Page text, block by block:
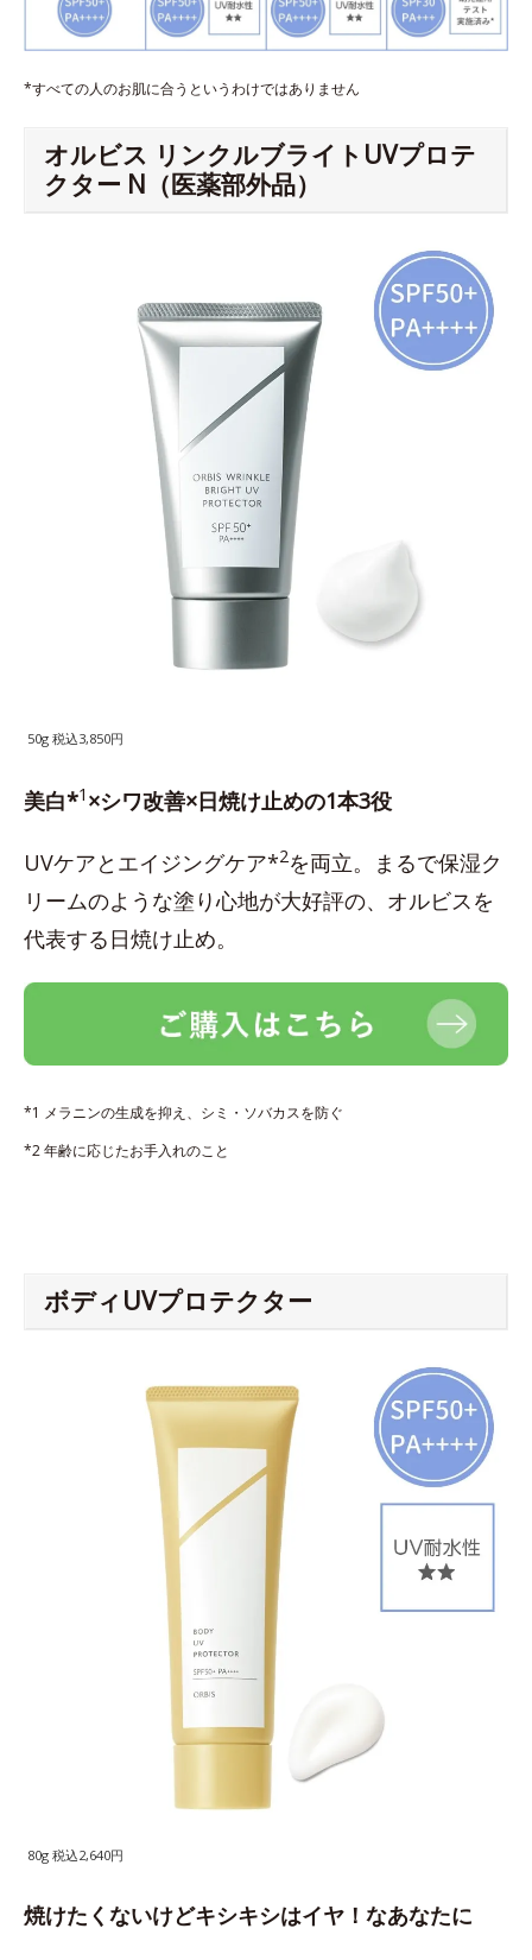
*すべての人のお肌に合うというわけではありません
オルビス リンクルブライトUVプロテ
クター N（医薬部外品）
50g 税込3,850円
美白*1 ×シワ改善×日焼け止めの1本3役
UVケアとエイジングケア*2を両立。まるで保湿ク
リームのような塗り心地が大好評の、オルビスを
代表する日焼け止め。
*1 メラニンの生成を抑え、シミ・ソバカスを防ぐ
*2 年齢に応じたお手入れのこと
ボディUVプロテクター
80g 税込2,640円
焼けたくないけどキシキシはイヤ！なあなたに